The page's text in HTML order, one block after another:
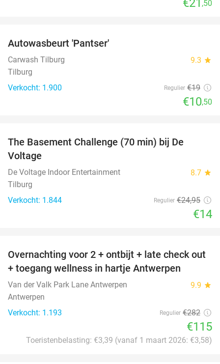
€21 ,50
Autowasbeurt 'Pantser'
Carwash Tilburg 9.3 star
Tilburg
Verkocht: 1.900
Regulier €19
€10,50
The Basement Challenge (70 min) bij De
Voltage
De Voltage Indoor Entertainment 8.7 star
Tilburg
Verkocht: 1.844
Regulier €24,95
€14
59%
Overnachting voor 2 + ontbijt + late check out
+ toegang wellness in hartje Antwerpen
Van der Valk Park Lane Antwerpen 9.9 star
Antwerpen
Verkocht: 1.193
Regulier €282
€115
Toeristenbelasting: €3,39 (vanaf 1 maart 2026: €3,58)